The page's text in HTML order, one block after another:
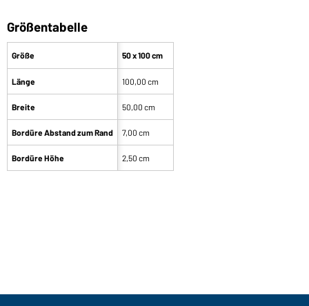
Größentabelle
Größe
Länge
Breite
Bordüre Abstand zum Rand
Bordüre Höhe
50 x 100 cm
100,00 cm
50,00 cm
7,00 cm
2,50 cm